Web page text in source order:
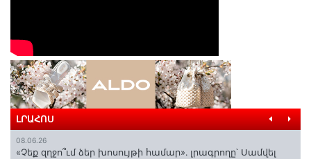
ԼՐԱՀՈՍ
08.06.26
«Չեք զղջո՞ւմ ձեր խոսույթի համար»․ լրագրողը՝ Սամվել